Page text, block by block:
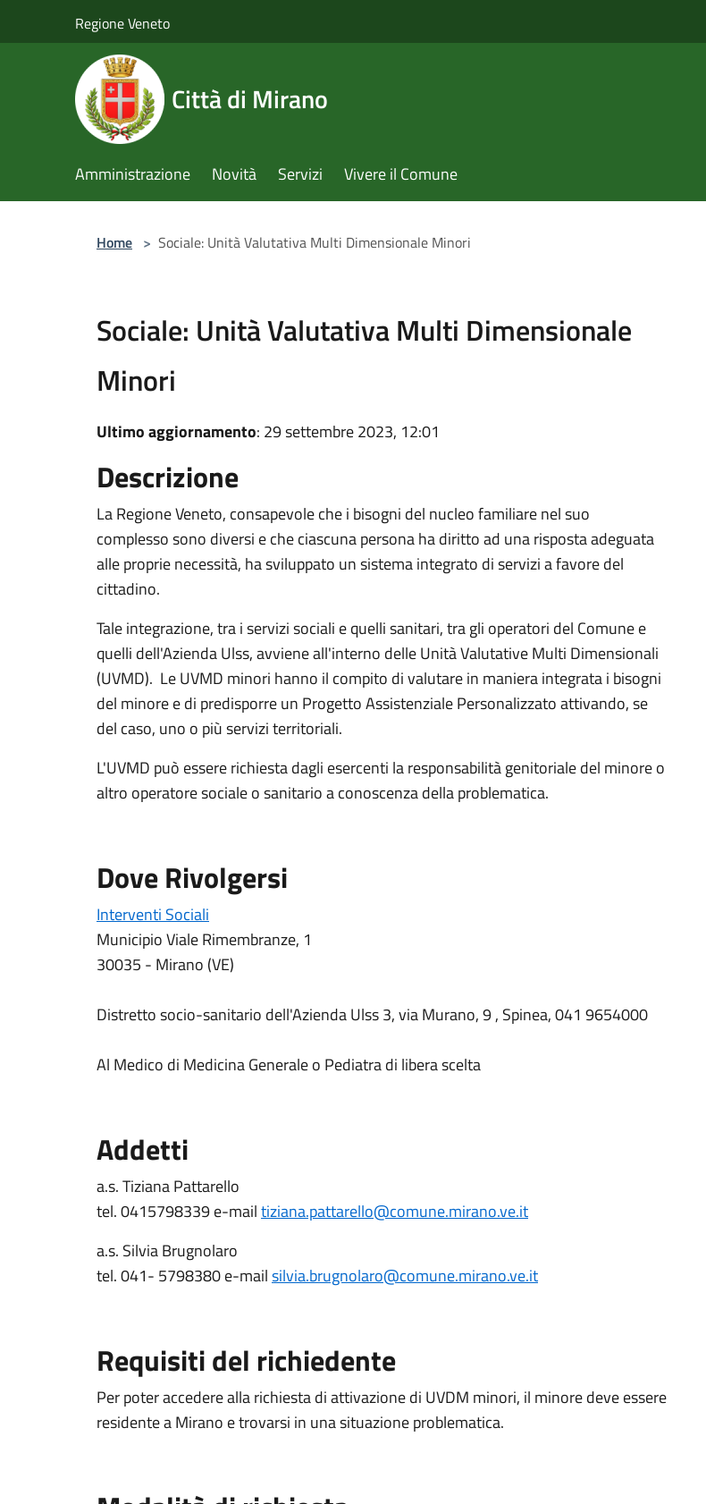
Regione Veneto
Città di Mirano
Amministrazione Novità Servizi Vivere il Comune
Home > Sociale: Unità Valutativa Multi Dimensionale Minori
Sociale: Unità Valutativa Multi Dimensionale
Minori
Ultimo aggiornamento: 29 settembre 2023, 12:01
Descrizione
La Regione Veneto, consapevole che i bisogni del nucleo familiare nel suo
complesso sono diversi e che ciascuna persona ha diritto ad una risposta adeguata
alle proprie necessità, ha sviluppato un sistema integrato di servizi a favore del
cittadino.
Tale integrazione, tra i servizi sociali e quelli sanitari, tra gli operatori del Comune e
quelli dell'Azienda Ulss, avviene all'interno delle Unità Valutative Multi Dimensionali
(UVMD). Le UVMD minori hanno il compito di valutare in maniera integrata i bisogni
del minore e di predisporre un Progetto Assistenziale Personalizzato attivando, se
del caso, uno o più servizi territoriali.
L'UVMD può essere richiesta dagli esercenti la responsabilità genitoriale del minore o
altro operatore sociale o sanitario a conoscenza della problematica.
Dove Rivolgersi
Interventi Sociali
Municipio Viale Rimembranze, 1
30035 - Mirano (VE)
Distretto socio-sanitario dell'Azienda Ulss 3, via Murano, 9 , Spinea, 041 9654000
Al Medico di Medicina Generale o Pediatra di libera scelta
Addetti
a.s. Tiziana Pattarello
tel. 0415798339 e-mailtiziana.pattarello@comune.mirano.ve.it
a.s. Silvia Brugnolaro
tel. 041- 5798380 e-mailsilvia.brugnolaro@comune.mirano.ve.it
Requisiti del richiedente
Per poter accedere alla richiesta di attivazione di UVDM minori, il minore deve essere
residente a Mirano e trovarsi in una situazione problematica.